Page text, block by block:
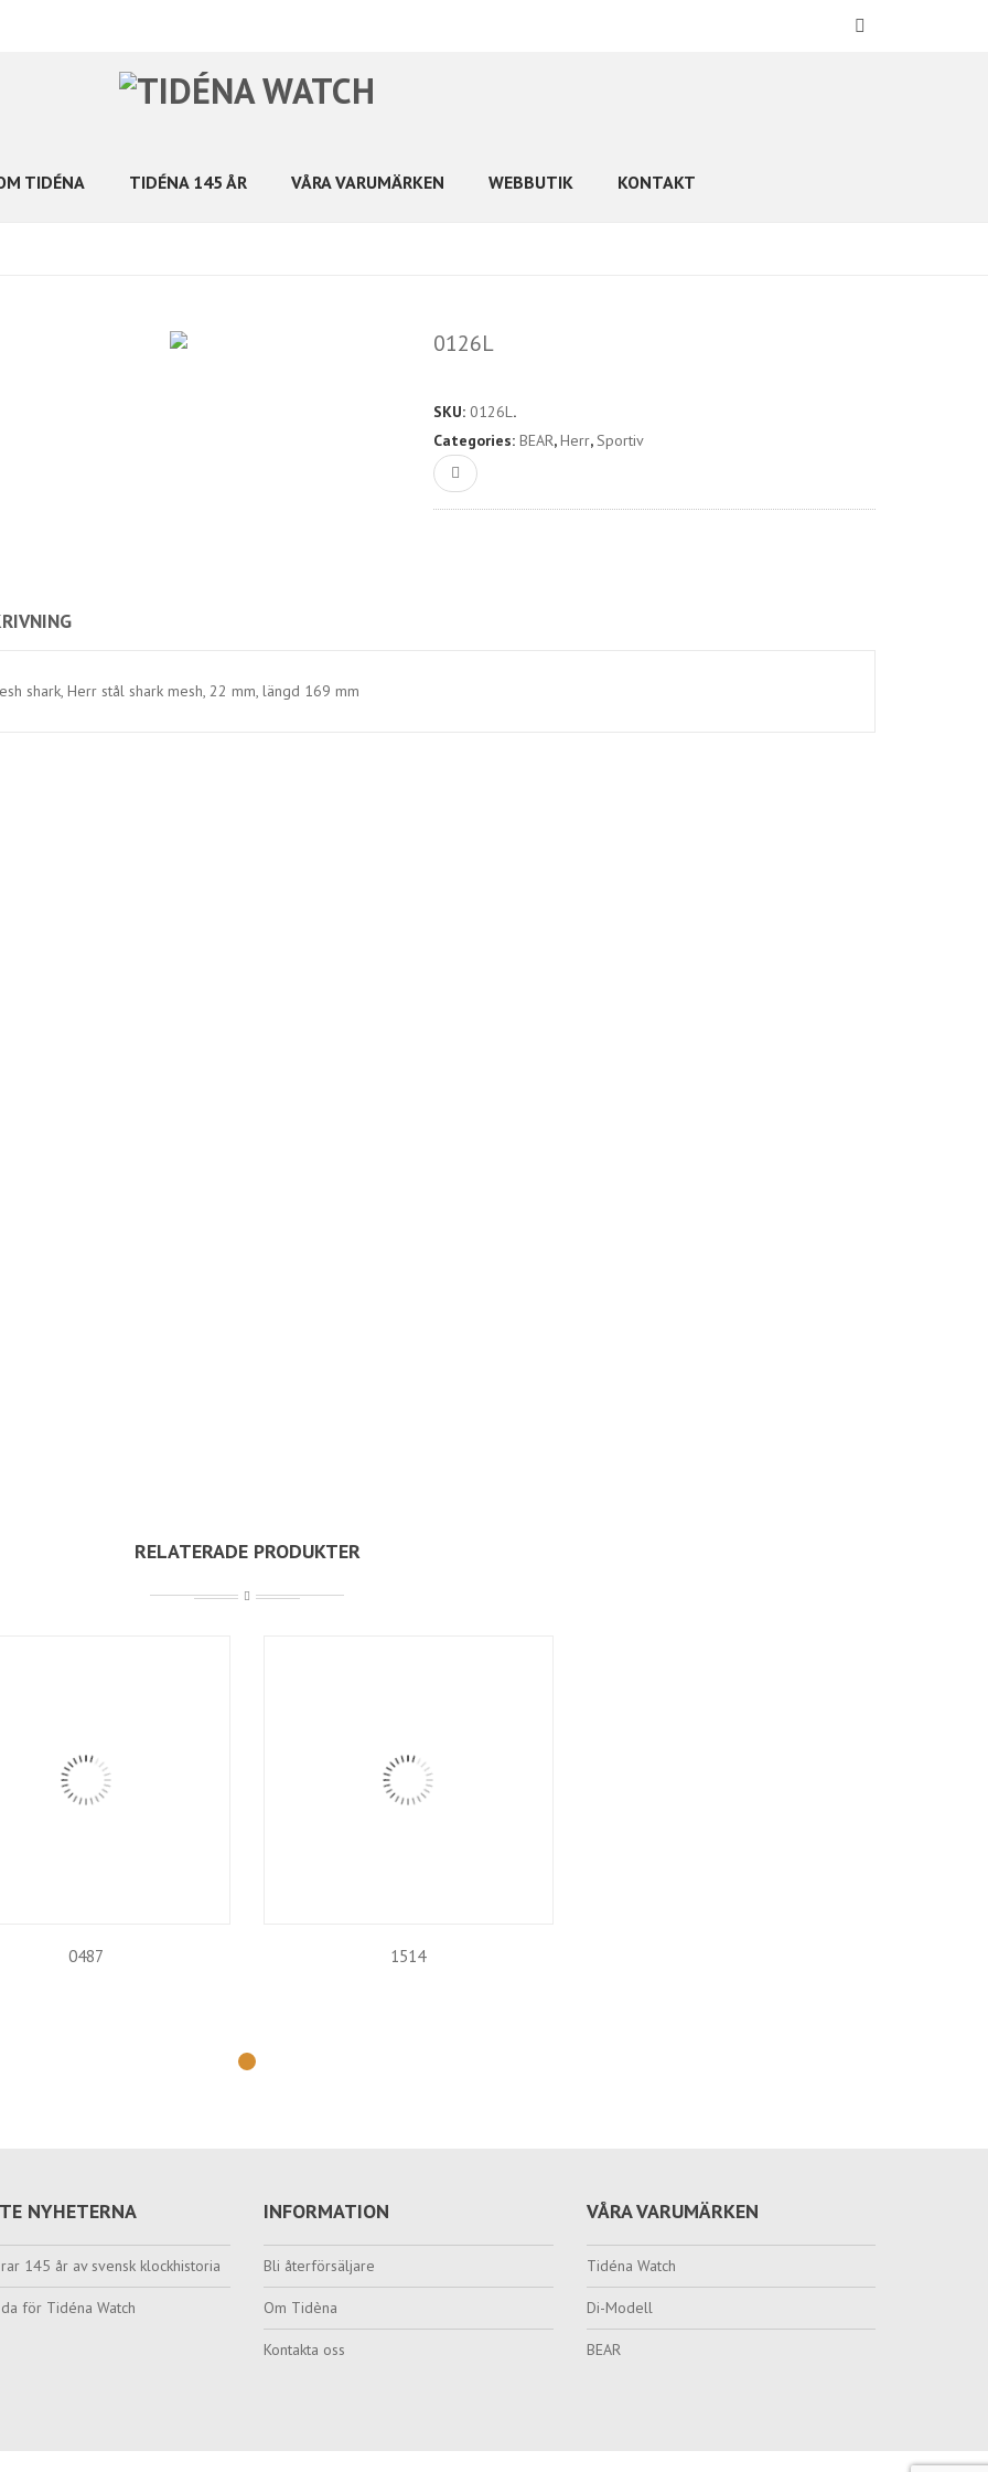
TIDÉNA TIDÉNA 145 ÅR VÅRA VARUMÄRKEN WEBBUTIK KONTAKT
0126L
SKU: 0126L.
Categories: BEAR,Herr,Sportiv
shark, Herr stål shark mesh, 22 mm, längd 169 mm
RELATERADE PRODUKTER
0487 1514
NYHETERNA
145 år av svensk klockhistoria
för Tidéna Watch
INFORMATION
Bli återförsäljare
Om Tidèna
Kontakta oss
VÅRA VARUMÄRKEN
Tidéna Watch
Di-Modell
BEAR